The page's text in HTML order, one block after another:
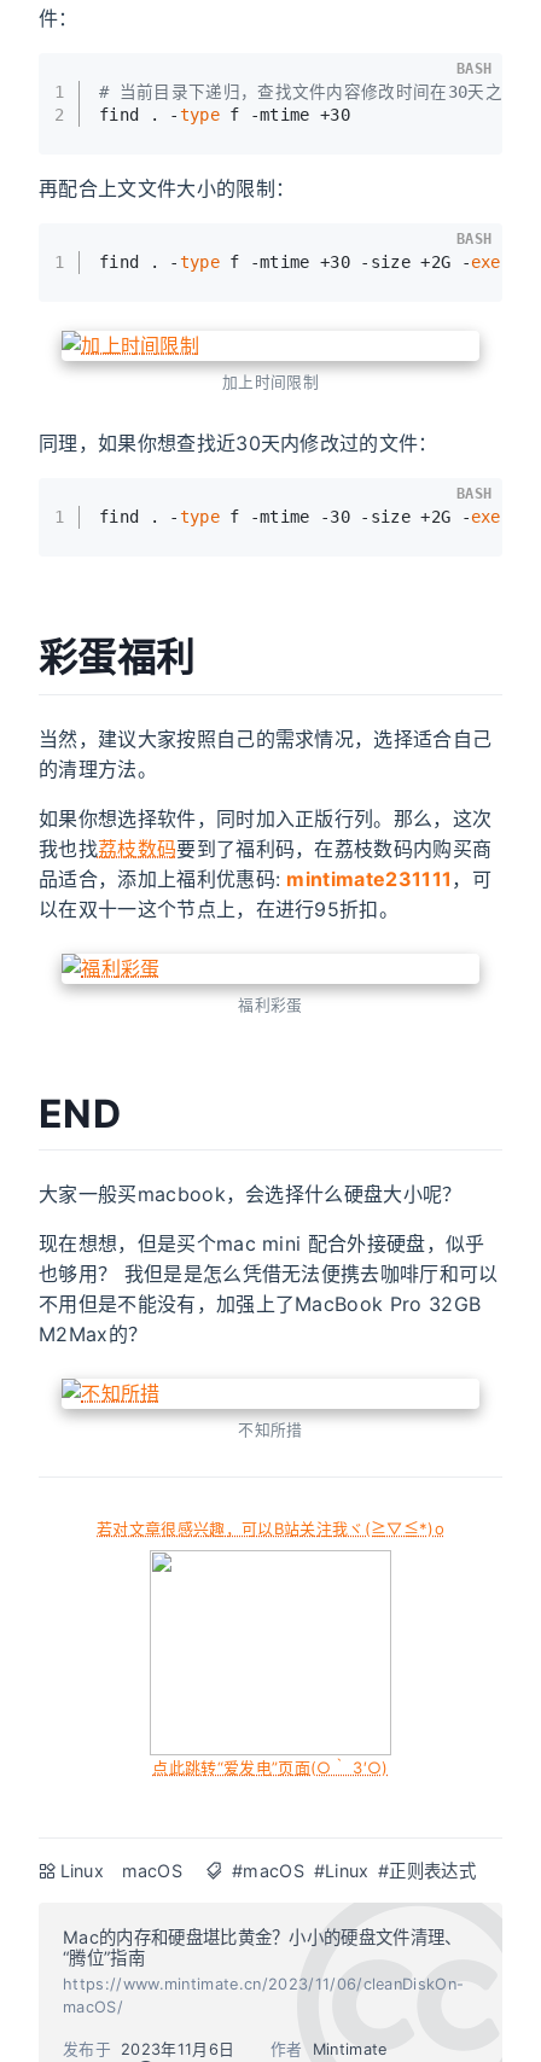
件：
1
2
# 当前目录下递归，查找文件内容修改时间在30天之前(
find . -type f -mtime +30
BASH
再配合上文文件大小的限制：
1 find . -type f -mtime +30 -size +2G -exec
BASH
加上时间限制
同理，如果你想查找近30天内修改过的文件：
1 find . -type f -mtime -30 -size +2G -exec
BASH
彩蛋福利
当然，建议大家按照自己的需求情况，选择适合自己
的清理方法。
如果你想选择软件，同时加入正版行列。那么，这次
我也找荔枝数码要到了福利码，在荔枝数码内购买商
品适合，添加上福利优惠码: mintimate231111 ，可
以在双十一这个节点上，在进行95折扣。
福利彩蛋
END
大家一般买macbook，会选择什么硬盘大小呢？
现在想想，但是买个mac mini 配合外接硬盘，似乎
也够用？ 我但是是怎么凭借无法便携去咖啡厅和可以
不用但是不能没有，加强上了MacBook Pro 32GB
M2Max的？
不知所措
若对文章很感兴趣，可以B站关注我ヾ(≧▽≦*)o
点此跳转“爱发电”页面(○｀ 3′○)
Linux macOS #macOS #Linux #正则表达式
Mac的内存和硬盘堪比黄金？小小的硬盘文件清理、
“腾位”指南
https://www.mintimate.cn/2023/11/06/cleanDiskOn-
macOS/
作者 Mintimate
发布于
2023年11月6日